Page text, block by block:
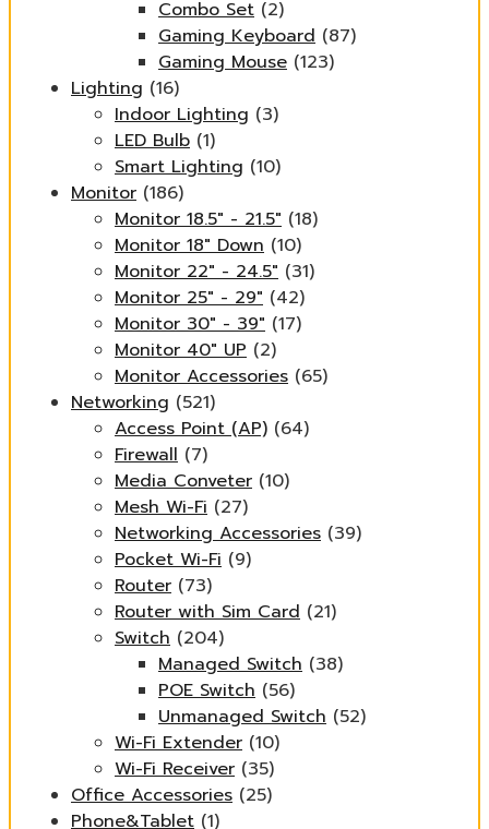
Combo Set (2)
Gaming Keyboard (87)
Gaming Mouse (123)
Lighting (16)
Indoor Lighting (3)
LED Bulb (1)
Smart Lighting (10)
Monitor (186)
Monitor 18.5" - 21.5" (18)
Monitor 18" Down (10)
Monitor 22" - 24.5" (31)
Monitor 25" - 29" (42)
Monitor 30" - 39" (17)
Monitor 40" UP (2)
Monitor Accessories (65)
Networking (521)
Access Point (AP) (64)
Firewall (7)
Media Conveter (10)
Mesh Wi-Fi (27)
Networking Accessories (39)
Pocket Wi-Fi (9)
Router (73)
Router with Sim Card (21)
Switch (204)
Managed Switch (38)
POE Switch (56)
Unmanaged Switch (52)
Wi-Fi Extender (10)
Wi-Fi Receiver (35)
Office Accessories (25)
Phone&Tablet (1)